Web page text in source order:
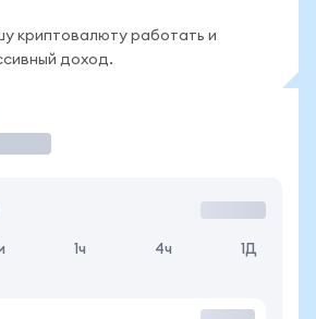
криптовалюту работать и
доход.
1ч 4ч 1Д